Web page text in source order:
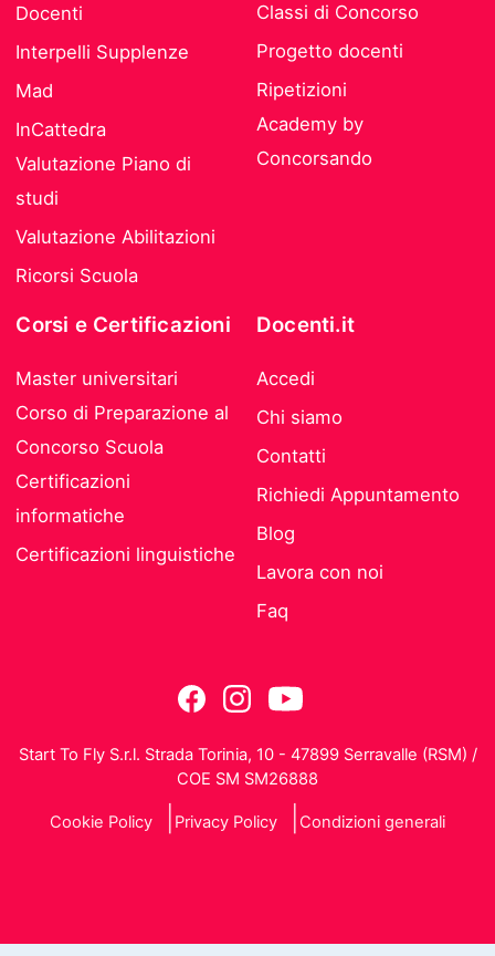
Docenti
Interpelli Supplenze
Mad
InCattedra
Valutazione Piano di
studi
Valutazione Abilitazioni
Ricorsi Scuola
Classi di Concorso
Progetto docenti
Ripetizioni
Academy by
Concorsando
Corsi e Certificazioni
Master universitari
Corso di Preparazione al
Concorso Scuola
Certificazioni
informatiche
Certificazioni linguistiche
Docenti.it
Accedi
Chi siamo
Contatti
Richiedi Appuntamento
Blog
Lavora con noi
Faq
Start To Fly S.r.l. Strada Torinia, 10 - 47899 Serravalle (RSM) /
COE SM SM26888
Cookie Policy Privacy Policy Condizioni generali